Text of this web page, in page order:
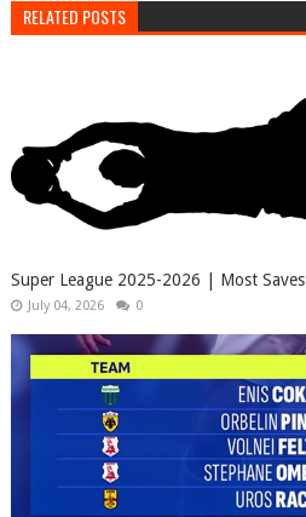
RELATED POSTS
Super League 2025-2026 | Most Saves
July 04, 2026 0